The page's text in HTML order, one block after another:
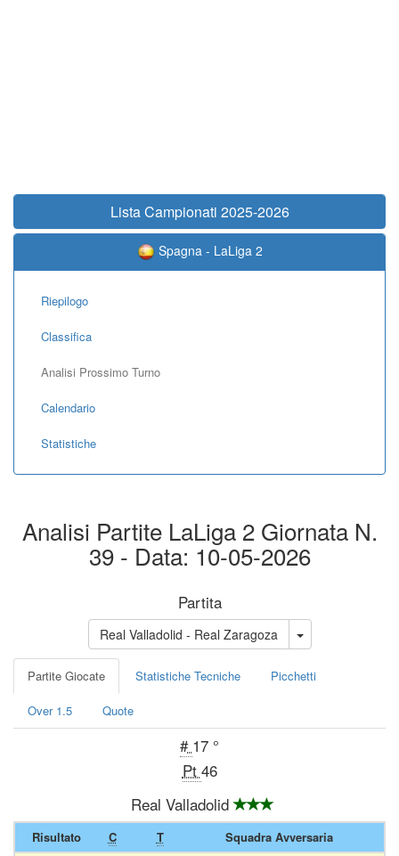
Lista Campionati 2025-2026
Spagna - LaLiga 2
Riepilogo
Classifica
Analisi Prossimo Turno
Calendario
Statistiche
Analisi Partite LaLiga 2 Giornata N.
39 - Data: 10-05-2026
Partita
Real Valladolid - Real Zaragoza
Partite Giocate Statistiche Tecniche Picchetti
Over 1.5 Quote
# 17 °
Pt 46
Real Valladolid
Risultato C T
Squadra Avversaria